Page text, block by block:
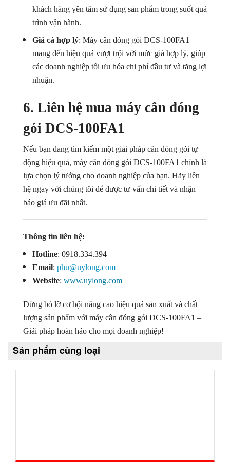
khách hàng yên tâm sử dụng sản phẩm trong suốt quá
trình vận hành.
Giá cả hợp lý: Máy cân đóng gói DCS-100FA1
mang đến hiệu quả vượt trội với mức giá hợp lý, giúp
các doanh nghiệp tối ưu hóa chi phí đầu tư và tăng lợi
nhuận.
6. Liên hệ mua máy cân đóng
gói DCS-100FA1
Nếu bạn đang tìm kiếm một giải pháp cân đóng gói tự
động hiệu quả, máy cân đóng gói DCS-100FA1 chính là
lựa chọn lý tưởng cho doanh nghiệp của bạn. Hãy liên
hệ ngay với chúng tôi để được tư vấn chi tiết và nhận
báo giá ưu đãi nhất.
Thông tin liên hệ:
Hotline: 0918.334.394
Email: phu@uylong.com
Website: www.uylong.com
Đừng bỏ lỡ cơ hội nâng cao hiệu quả sản xuất và chất
lượng sản phẩm với máy cân đóng gói DCS-100FA1 –
Giải pháp hoàn hảo cho mọi doanh nghiệp!
Sản phẩm cùng loại